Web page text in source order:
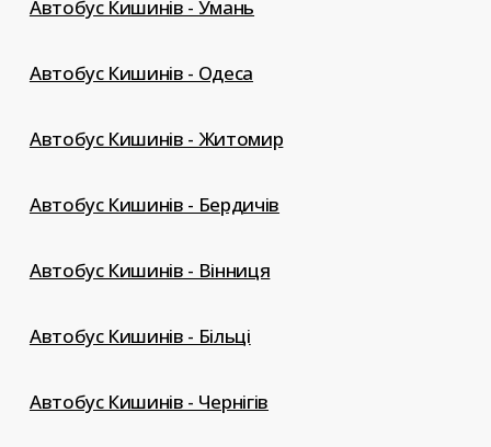
Автобус Кишинів - Умань
Автобус Кишинів - Одеса
Автобус Кишинів - Житомир
Автобус Кишинів - Бердичів
Автобус Кишинів - Вінниця
Автобус Кишинів - Більці
Автобус Кишинів - Чернігів